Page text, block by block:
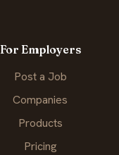
For Employers
Post a Job
Companies
Products
Pricing